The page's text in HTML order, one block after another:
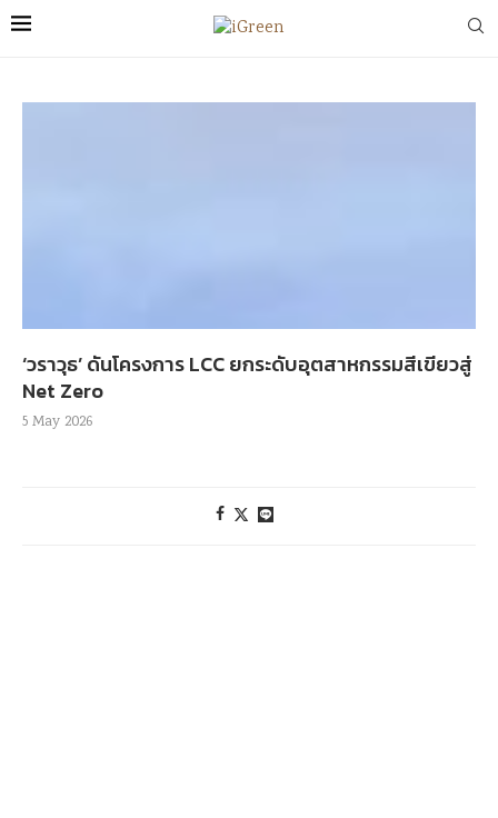
‘วราวุธ’ ดันโครงการ LCC ยกระดับอุตสาหกรรมสีเขียวสู่
Net Zero
5 May 2026